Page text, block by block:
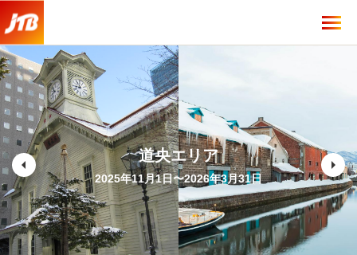
arrow_left arrow_right
道央エリア
2025年11月1日〜2026年3月31日